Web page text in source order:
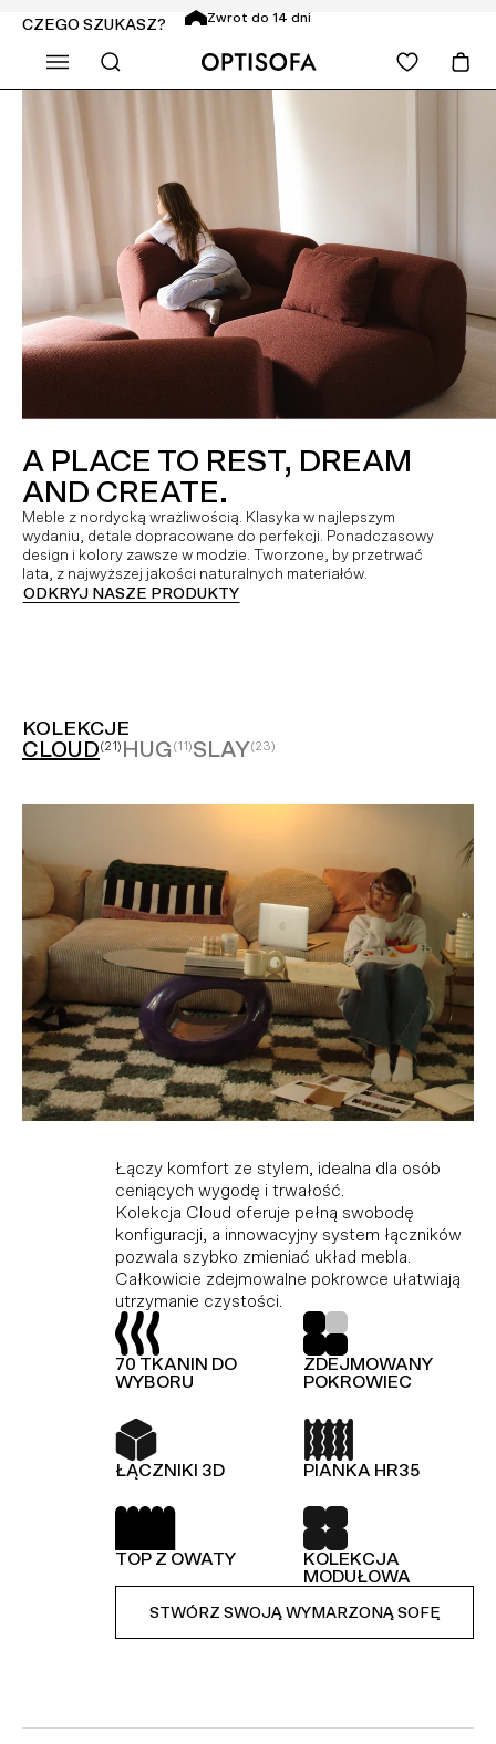
Zwrot do 14 dni
CZEGO SZUKASZ?
A PLACE TO REST, DREAM
AND CREATE.
Meble z nordycką wrażliwością. Klasyka w najlepszym
wydaniu, detale dopracowane do perfekcji. Ponadczasowy
design i kolory zawsze w modzie. Tworzone, by przetrwać
lata, z najwyższej jakości naturalnych materiałów.
ODKRYJ NASZE PRODUKTY
KOLEKCJE
CLOUD(21) HUG (11)SLAY(23)
Łączy komfort ze stylem, idealna dla osób
ceniących wygodę i trwałość.
Kolekcja Cloud oferuje pełną swobodę
konfiguracji, a innowacyjny system łączników
pozwala szybko zmieniać układ mebla.
Całkowicie zdejmowalne pokrowce ułatwiają
utrzymanie czystości.
70 TKANIN DO
WYBORU
ZDEJMOWANY
POKROWIEC
ŁĄCZNIKI 3D PIANKA HR35
TOP Z OWATY
KOLEKCJA
MODUŁOWA
STWÓRZ SWOJĄ WYMARZONĄ SOFĘ
którzy cenią wygodę i trwałość. Dzięki
modułowej konstrukcji i innowacyjnemu
systemowi łączników, Hug umożliwia dowolną
konfigurację i łatwą zmianę układu bez użycia
narzędzi.
TOP Z OWATY PIANKA HR35
ŁĄCZNIKI 3D
KOLEKCJA
MODUŁOWA
52 TKANINY DO
WYBORU
STWÓRZ SWOJĄ WYMARZONĄ SOFĘ
dopasowuje się do różnych przestrzeni,
ciesząc miłośników minimalistycznego stylu i
funkcjonalności. Wykonana z wysokiej jakości
materiałów, gwarantujących trwałość i
elegancję. Dodatkowo, kolekcja Slay jest
wyposażona w piankę premium, zapewniającą
wyjątkowy komfort.
TOP Z OWATY
70 TKANIN DO
WYBORU
PIANKA HR35 SPRĘŻYNY FALISTE
KOLEKCJA
MODUŁOWA
STWÓRZ SWOJĄ WYMARZONĄ SOFĘ